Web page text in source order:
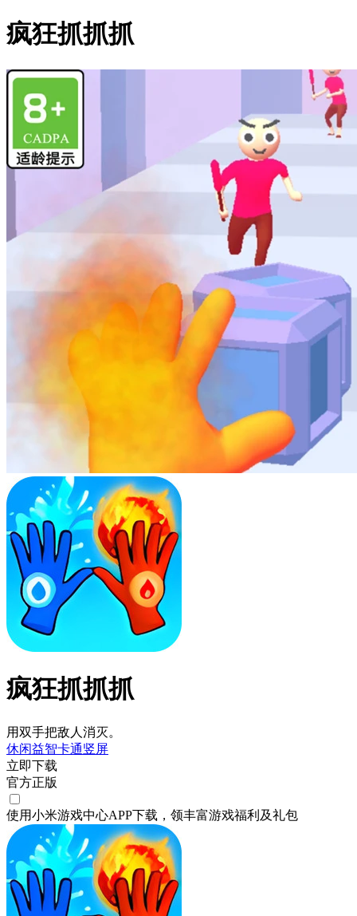
疯狂抓抓抓
疯狂抓抓抓
用双手把敌人消灭。
休闲益智卡通竖屏
立即下载
官方正版
使用小米游戏中心APP下载 ，领丰富游戏福利 及礼包